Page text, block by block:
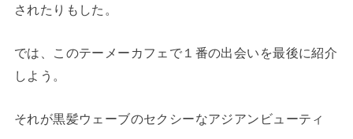
されたりもした。
では、このテーメーカフェで１番の出会いを最後に紹介
しよう。
それが黒髪ウェーブのセクシーなアジアンビューティ